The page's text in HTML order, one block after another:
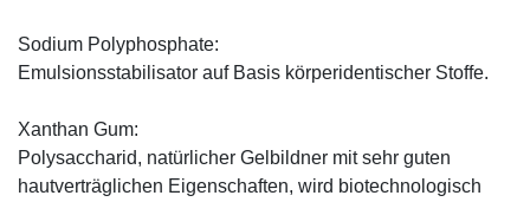
Sodium Polyphosphate:
Emulsionsstabilisator auf Basis körperidentischer Stoffe.
Xanthan Gum:
Polysaccharid, natürlicher Gelbildner mit sehr guten
hautverträglichen Eigenschaften, wird biotechnologisch